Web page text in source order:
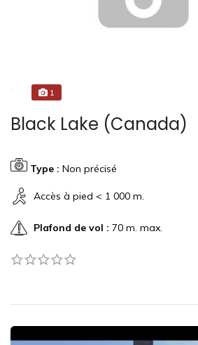
1
Black Lake (Canada)
Type : Non précisé
Accès à pied < 1 000 m.
Plafond de vol : 70 m. max.